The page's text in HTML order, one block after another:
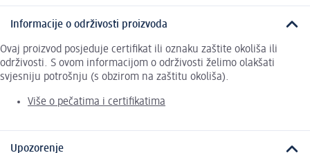
Informacije o održivosti proizvoda
Ovaj proizvod posjeduje certifikat ili oznaku zaštite okoliša ili
održivosti. S ovom informacijom o održivosti želimo olakšati
svjesniju potrošnju (s obzirom na zaštitu okoliša).
Više o pečatima i certifikatima
Upozorenje